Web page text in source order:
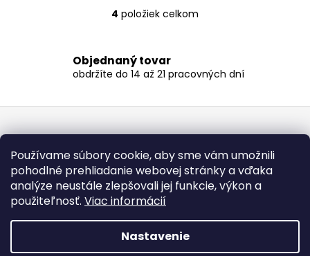
Používame súbory cookie, aby sme vám umožnili
pohodlné prehliadanie webovej stránky a vďaka
analýze neustále zlepšovali jej funkcie, výkon a
použiteľnosť. Viac informácií
Nastavenie
doba výroby na 30 pracovných dní. Objednávky prijaté po
7.7.2026 už nemusia byť vybavené do 30.7. no urobíme
O
á
d
c
i
p
r
v
k
y
v
ý
4 položiek celkom
Objednaný tovar
obdržíte do 14 až 21 pracovných dní
á
Ako nakupovať
Obchodné podmienky
Podmienky ochrany osobných údajov